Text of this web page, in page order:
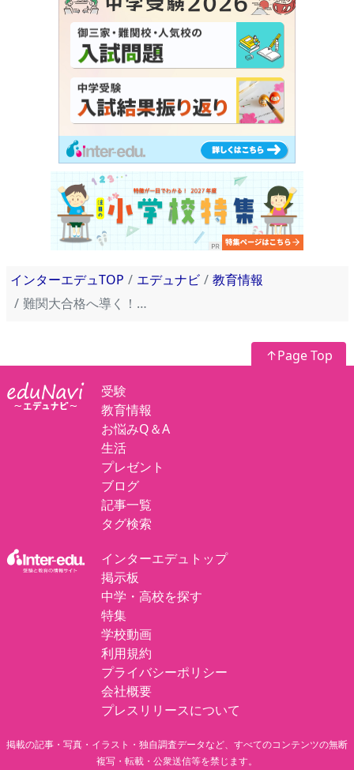
インターエデュTOP エデュナビ
教育情報
難関大合格へ導く！「メディカルラボ」のキョーイクが新たな完全個別大学受験予備校「なんぷろ」開校
↑Page Top
受験
教育情報
お悩みQ＆A
生活
プレゼント
ブログ
記事一覧
タグ検索
インターエデュトップ
掲示板
中学・高校を探す
特集
学校動画
利用規約
プライバシーポリシー
会社概要
プレスリリースについて
掲載の記事・写真・イラスト・独自調査データなど、すべてのコンテンツの無断
複写・転載・公衆送信等を禁じます。